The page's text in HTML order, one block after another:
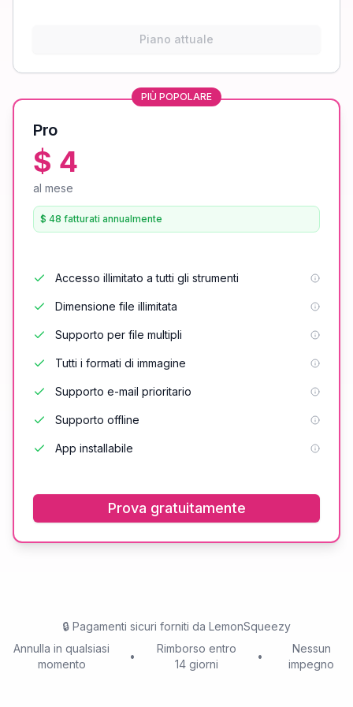
Piano attuale
PIÙ POPOLARE
Pro
$ 4
al mese
$ 48 fatturati annualmente
Accesso illimitato a tutti gli strumenti
Dimensione file illimitata
Supporto per file multipli
Tutti i formati di immagine
Supporto e-mail prioritario
Supporto offline
App installabile
Prova gratuitamente
🔒 Pagamenti sicuri forniti da LemonSqueezy
Annulla in qualsiasi
momento
•
Rimborso entro
14 giorni
•
Nessun
impegno